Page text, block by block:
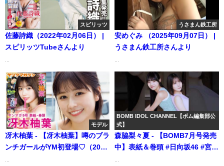
【#AKB48】（2024年11月26
日） | 週プレChannel【集英社
週刊プレイボーイ公式】さんよ
り
スピリッツ
佐藤詩織（2022年02月06日） |
スピリッツTubeさんより
うさまん鉄工所
安めぐみ （2025年09月07日） |
うさまん鉄工所さんより
モデル
冴木柚葉 - 【冴木柚葉】噂のブラ
ンチガールがYM初登場♡（2023
BOMB IDOL CHANNEL【ボム編集部公
式】
森脇梨々夏 - 【BOMB7月号発売
中】表紙＆巻頭 #日向坂46 #宮地